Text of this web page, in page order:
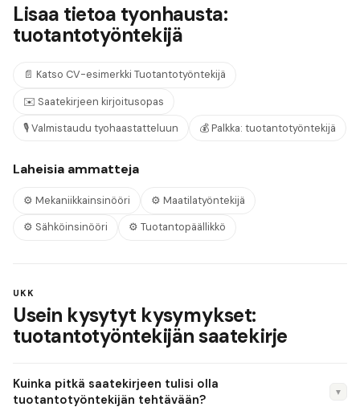
Lisaa tietoa tyonhausta:
tuotantotyöntekijä
📄 Katso CV-esimerkki Tuotantotyöntekijä
✉️ Saatekirjeen kirjoitusopas
🎙️Valmistaudu tyohaastatteluun 💰 Palkka: tuotantotyöntekijä
Laheisia ammatteja
⚙️ Mekaniikkainsinööri ⚙️ Maatilatyöntekijä
⚙️ Sähköinsinööri ⚙️ Tuotantopäällikkö
UKK
Usein kysytyt kysymykset:
tuotantotyöntekijän saatekirje
Kuinka pitkä saatekirjeen tulisi olla
tuotantotyöntekijän tehtävään?
▼